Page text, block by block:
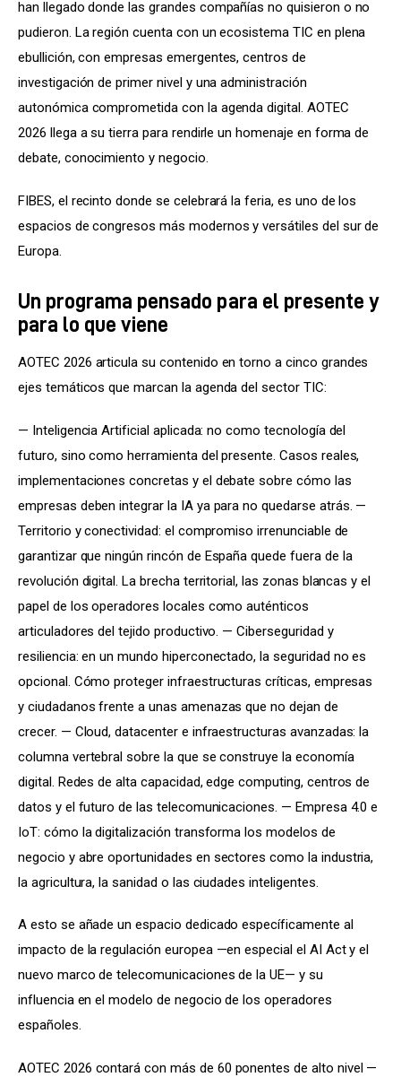
han llegado donde las grandes compañías no quisieron o no
pudieron. La región cuenta con un ecosistema TIC en plena
ebullición, con empresas emergentes, centros de
investigación de primer nivel y una administración
autonómica comprometida con la agenda digital. AOTEC
2026 llega a su tierra para rendirle un homenaje en forma de
debate, conocimiento y negocio.
FIBES, el recinto donde se celebrará la feria, es uno de los
espacios de congresos más modernos y versátiles del sur de
Europa.
Un programa pensado para el presente y
para lo que viene
AOTEC 2026 articula su contenido en torno a cinco grandes
ejes temáticos que marcan la agenda del sector TIC:
— Inteligencia Artificial aplicada: no como tecnología del
futuro, sino como herramienta del presente. Casos reales,
implementaciones concretas y el debate sobre cómo las
empresas deben integrar la IA ya para no quedarse atrás. —
Territorio y conectividad: el compromiso irrenunciable de
garantizar que ningún rincón de España quede fuera de la
revolución digital. La brecha territorial, las zonas blancas y el
papel de los operadores locales como auténticos
articuladores del tejido productivo. — Ciberseguridad y
resiliencia: en un mundo hiperconectado, la seguridad no es
opcional. Cómo proteger infraestructuras críticas, empresas
y ciudadanos frente a unas amenazas que no dejan de
crecer. — Cloud, datacenter e infraestructuras avanzadas: la
columna vertebral sobre la que se construye la economía
digital. Redes de alta capacidad, edge computing, centros de
datos y el futuro de las telecomunicaciones. — Empresa 4.0 e
IoT: cómo la digitalización transforma los modelos de
negocio y abre oportunidades en sectores como la industria,
la agricultura, la sanidad o las ciudades inteligentes.
A esto se añade un espacio dedicado específicamente al
impacto de la regulación europea —en especial el AI Act y el
nuevo marco de telecomunicaciones de la UE— y su
influencia en el modelo de negocio de los operadores
españoles.
AOTEC 2026 contará con más de 60 ponentes de alto nivel —